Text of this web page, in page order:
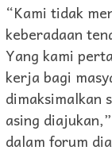
“Kami tidak
keberadaan
Yang kami
kerja bagi
dimaksimalkan
asing
dalam forum